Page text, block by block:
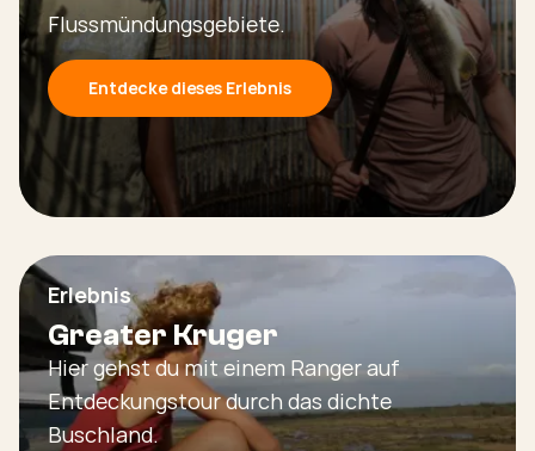
Flussmündungsgebiete.
Entdecke dieses Erlebnis
Erlebnis
Greater Kruger
Hier gehst du mit einem Ranger auf
Entdeckungstour durch das dichte
Buschland.